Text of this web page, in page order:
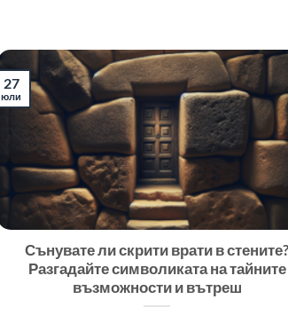
Сънувате ли скрити врати в стените?
Разгадайте символиката на тайните
възможности и вътреш
27
юли